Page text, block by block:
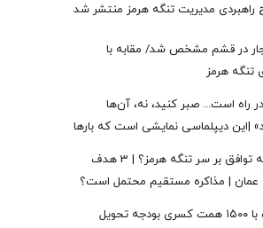
راهبردی مدیریت تنگه هرمز منتشر شد
در قشم مشخص شد/ مقابه با
تنگه هرمز
راه است... صبر کنید، نه، آن‌ها
|این دیپلماسی نمایشی است که بارها
ایران و آمریکا در آستانه توافق بر سر تنگه هرمز؟ | 3 هدف
عمان | مذاکره مستقیم محتمل است؟
یوسف پزشکیان: دولت با ۱۵۰۰ همت کسری بودجه تحویل